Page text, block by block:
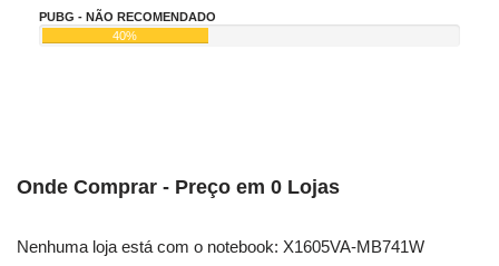
PUBG - NÃO RECOMENDADO
40%
Onde Comprar - Preço em 0 Lojas
Nenhuma loja está com o notebook: X1605VA-MB741W